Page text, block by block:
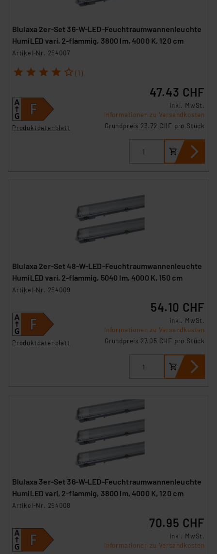
Blulaxa 2er-Set 36-W-LED-Feuchtraumwannenleuchte
HumiLED vari, 2-flammig, 3800 lm, 4000 K, 120 cm
Artikel-Nr. 254007
1 2 3 4 5 (1)
Produktdatenblatt
47.43 CHF
inkl. MwSt.
Informationen zu Versandkosten
Grundpreis 23.72 CHF pro Stück
Blulaxa 2er-Set 48-W-LED-Feuchtraumwannenleuchte
HumiLED vari, 2-flammig, 5040 lm, 4000 K, 150 cm
Artikel-Nr. 254009
Produktdatenblatt
54.10 CHF
inkl. MwSt.
Informationen zu Versandkosten
Grundpreis 27.05 CHF pro Stück
Blulaxa 3er-Set 36-W-LED-Feuchtraumwannenleuchte
HumiLED vari, 2-flammig, 3800 lm, 4000 K, 120 cm
Artikel-Nr. 254008
70.95 CHF
inkl. MwSt.
Informationen zu Versandkosten